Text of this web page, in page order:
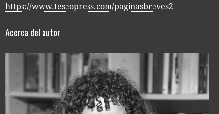
https://www.teseopress.com/paginasbreves2
Acerca del autor